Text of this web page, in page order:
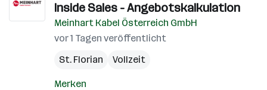
Inside Sales - Angebotskalkulation
Meinhart Kabel Österreich GmbH
vor 1 Tagen veröffentlicht
St. Florian
Vollzeit
Merken